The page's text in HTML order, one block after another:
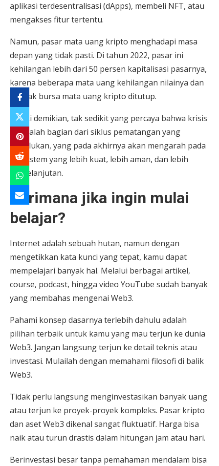
aplikasi terdesentralisasi (dApps), membeli NFT, atau
mengakses fitur tertentu.
Namun, pasar mata uang kripto menghadapi masa
depan yang tidak pasti. Di tahun 2022, pasar ini
kehilangan lebih dari 50 persen kapitalisasi pasarnya,
karena beberapa mata uang kehilangan nilainya dan
banyak bursa mata uang kripto ditutup.
Meski demikian, tak sedikit yang percaya bahwa krisis
ini adalah bagian dari siklus pematangan yang
diperlukan, yang pada akhirnya akan mengarah pada
ekosistem yang lebih kuat, lebih aman, dan lebih
berkelanjutan.
Darimana jika ingin mulai
belajar?
Internet adalah sebuah hutan, namun dengan
mengetikkan kata kunci yang tepat, kamu dapat
mempelajari banyak hal. Melalui berbagai artikel,
course, podcast, hingga video YouTube sudah banyak
yang membahas mengenai Web3.
Pahami konsep dasarnya terlebih dahulu adalah
pilihan terbaik untuk kamu yang mau terjun ke dunia
Web3. Jangan langsung terjun ke detail teknis atau
investasi. Mulailah dengan memahami filosofi di balik
Web3.
Tidak perlu langsung menginvestasikan banyak uang
atau terjun ke proyek-proyek kompleks. Pasar kripto
dan aset Web3 dikenal sangat fluktuatif. Harga bisa
naik atau turun drastis dalam hitungan jam atau hari.
Berinvestasi besar tanpa pemahaman mendalam bisa